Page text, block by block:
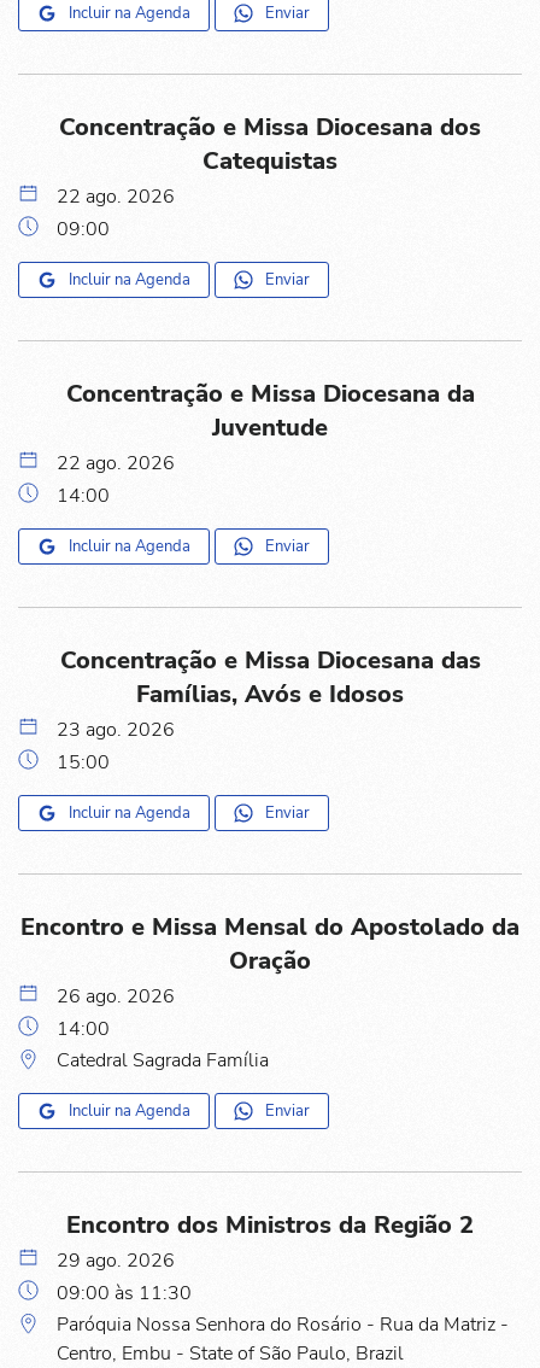
Incluir na Agenda Enviar
Concentração e Missa Diocesana dos
Catequistas
22 ago. 2026
09:00
Incluir na Agenda Enviar
Concentração e Missa Diocesana da
Juventude
22 ago. 2026
14:00
Incluir na Agenda Enviar
Concentração e Missa Diocesana das
Famílias, Avós e Idosos
23 ago. 2026
15:00
Incluir na Agenda Enviar
Encontro e Missa Mensal do Apostolado da
Oração
26 ago. 2026
14:00
Catedral Sagrada Família
Incluir na Agenda Enviar
Encontro dos Ministros da Região 2
29 ago. 2026
09:00 às 11:30
Paróquia Nossa Senhora do Rosário - Rua da Matriz -
Centro, Embu - State of São Paulo, Brazil